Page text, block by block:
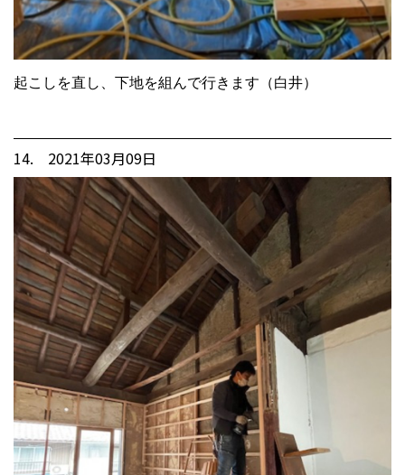
起こしを直し、下地を組んで行きます（白井）
14. 2021年03月09日